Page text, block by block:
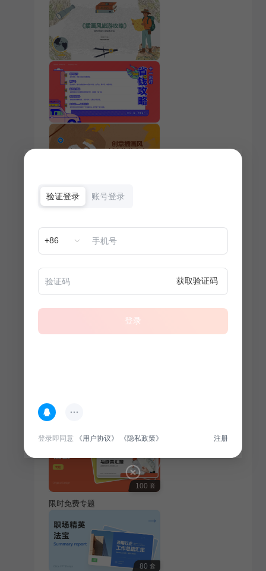
热门专题
100 套
限时免费专题
80 套
验证登录 账号登录
+86
获取验证码
登录
登录即同意 《用户协议》 《隐私政策》 注册